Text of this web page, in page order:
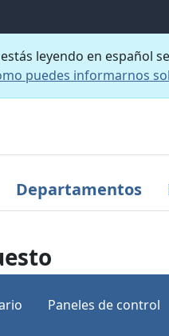
leyendo en español
puedes informarnos
Departamentos
Paneles de control